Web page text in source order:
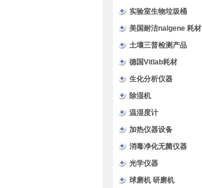
实验室生物垃圾桶
美国耐洁nalgene 耗材
土壤三普检测产品
德国Vitlab耗材
生化分析仪器
除湿机
温湿度计
加热仪器设备
消毒净化无菌仪器
光学仪器
球磨机 研磨机